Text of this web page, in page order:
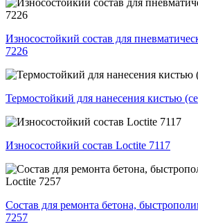
Износостойкий состав для
7226
Термостойкий для нанесения кистью
Износостойкий состав Loctite 7117
Состав для ремонта бетона,
7257